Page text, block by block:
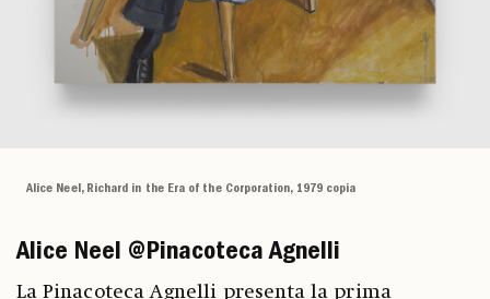
Alice Neel, Richard in the Era of the Corporation, 1979 copia
Alice Neel @Pinacoteca Agnelli
La Pinacoteca Agnelli presenta la prima